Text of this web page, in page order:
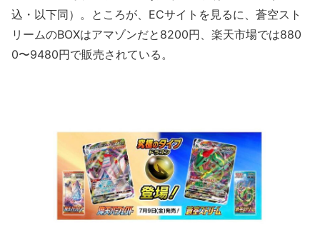
込・以下同）。ところが、ECサイトを見るに、蒼空スト
リームのBOXはアマゾンだと8200円、楽天市場では880
0〜9480円で販売されている。